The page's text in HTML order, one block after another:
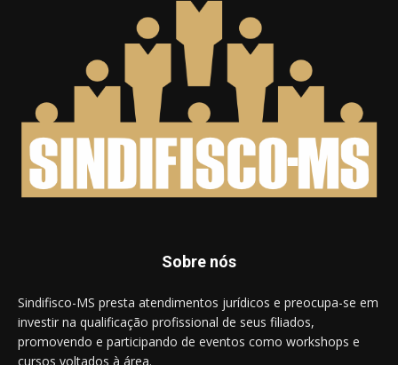
Sobre nós
Sindifisco-MS presta atendimentos jurídicos e preocupa-se em
investir na qualificação profissional de seus filiados,
promovendo e participando de eventos como workshops e
cursos voltados à área.